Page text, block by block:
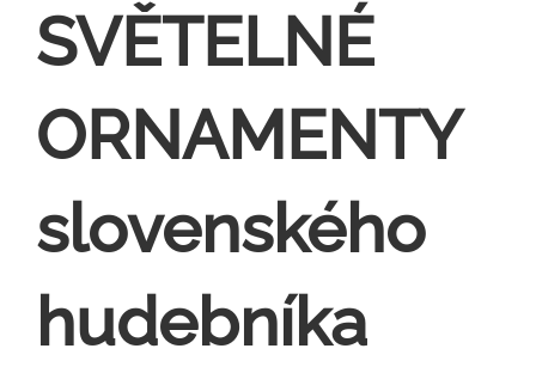
SVĚTELNÉ
ORNAMENTY
slovenského
hudebníka